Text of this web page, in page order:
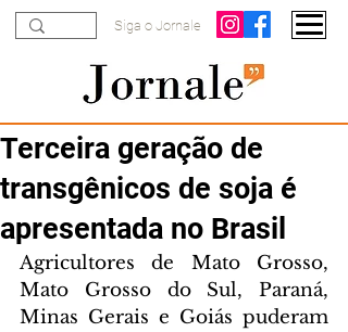
Siga o Jornale
Terceira geração de
transgênicos de soja é
apresentada no Brasil
Agricultores de Mato Grosso,
Mato Grosso do Sul, Paraná,
Minas Gerais e Goiás puderam